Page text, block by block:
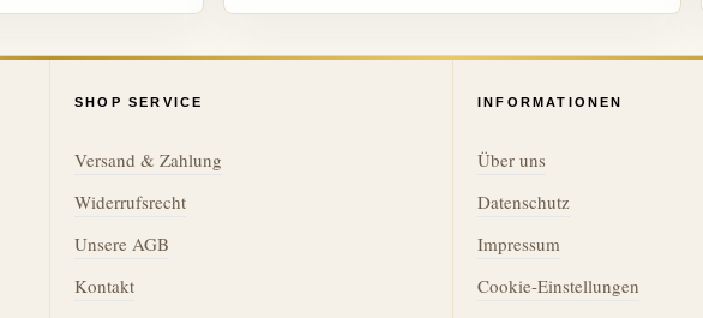
SHOP SERVICE
Versand & Zahlung
Widerrufsrecht
Unsere AGB
Kontakt
INFORMATIONEN
Über uns
Datenschutz
Impressum
Cookie-Einstellungen